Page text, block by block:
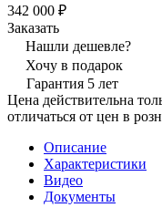
342 000 ₽
Заказать
Нашли дешевле?
Хочу в подарок
Гарантия 5 лет
Цена действительна
отличаться от цен в
Описание
Характеристики
Видео
Документы